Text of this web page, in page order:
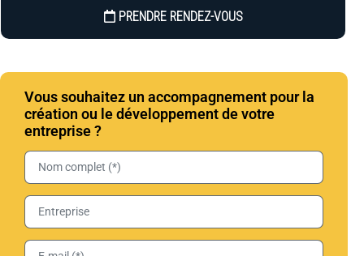
PRENDRE RENDEZ-VOUS
Vous souhaitez un accompagnement pour la
création ou le développement de votre
entreprise ?